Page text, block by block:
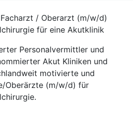
Facharzt / Oberarzt (m/w/d)
für eine Akutklinik
Personalvermittler und
Akut Kliniken und
motivierte und
Oberärzte (m/w/d) für